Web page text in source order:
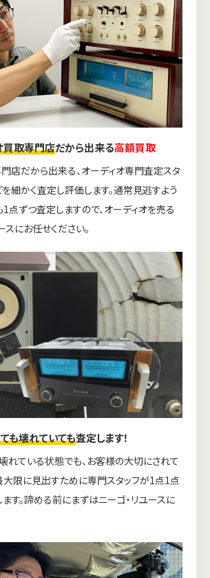
買取専門店だから出来る高額買取
店だから出来る、オーディオ専門査定スタ
細かく査定し評価します。通常見逃すよう
点ずつ査定しますので、オーディオを売る
スにお任せください。
も壊れていても査定します！
れている状態でも、お客様の大切にされて
限に見出すために専門スタッフが1点1点
す。諦める前にまずはニーゴ・リユースに